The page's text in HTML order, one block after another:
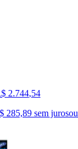
2.744,54
285,89 sem jurosou